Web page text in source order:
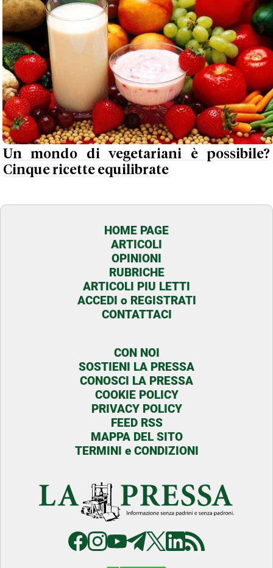
Un mondo di vegetariani è possibile?
Cinque ricette equilibrate
HOME PAGE
ARTICOLI
OPINIONI
RUBRICHE
ARTICOLI PIU LETTI
ACCEDI o REGISTRATI
CONTATTACI
CON NOI
SOSTIENI LA PRESSA
CONOSCI LA PRESSA
COOKIE POLICY
PRIVACY POLICY
FEED RSS
MAPPA DEL SITO
TERMINI e CONDIZIONI